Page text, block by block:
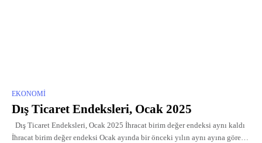
EKONOMI
Dış Ticaret Endeksleri, Ocak 2025
Dış Ticaret Endeksleri, Ocak 2025 İhracat birim değer endeksi aynı kaldı
İhracat birim değer endeksi Ocak ayında bir önceki yılın aynı ayına göre